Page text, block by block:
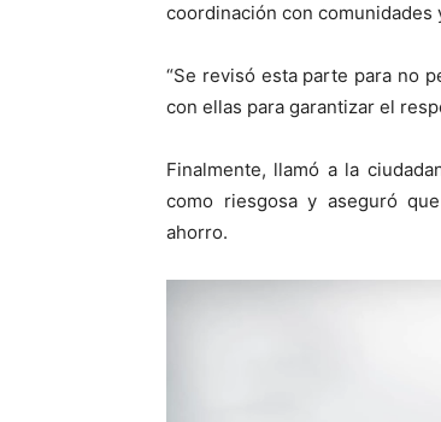
coordinación con
“Se revisó esta parte para no
con ellas para garantizar el
Finalmente, llamó a la
como riesgosa y aseguró
ahorro.